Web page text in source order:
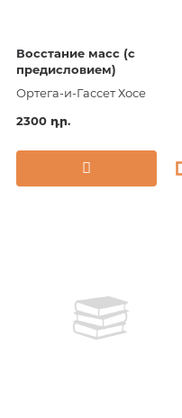
Восстание масс (с
предисловием)
Ортега-и-Гассет Хосе
2300 դր.